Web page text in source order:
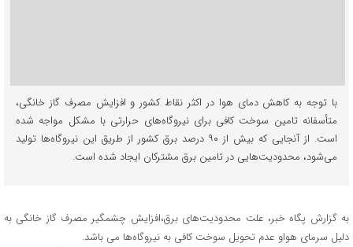
با توجه به کاهش دمای هوا در اکثر نقاط کشور و افزایش مصرف گاز خانگی،
متأسفانه تامین سوخت کافی برای نیروگاه‌های حرارتی با مشکل مواجه شده
است. از آنجایی که بیش از ۹۰ درصد برق کشور از طریق این نیروگاه‌ها تولید
می‌شود، محدودیت‌هایی در تامین برق مشترکان ایجاد شده است.
به گزارش پگاه خبر، علت محدودیت‌های برق،افزایش چشمگیر مصرف گاز خانگی به
دلیل سرمای هواو عدم تحویل سوخت کافی به نیروگاه‌ها می باشد.